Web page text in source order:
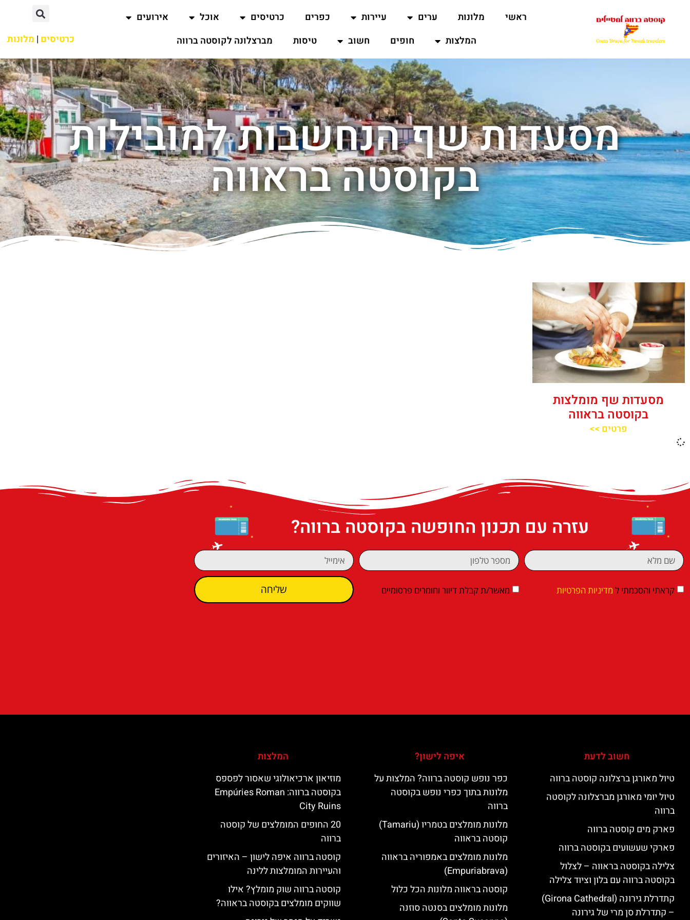
ראשי מלונות ערים עיירות כפרים כרטיסים אוכל
אירועים
המלצות
חופים חשוב טיסות מברצלונה לקוסטה ברווה כרטיסים | מלונות
מסעדות שף הנחשבות למובילות
בקוסטה בראווה
מסעדות שף מומלצות
בקוסטה בראווה
פרטים >>
עזרה עם תכנון החופשה בקוסטה ברווה?
קראתי והסכמתי ל מדיניות הפרטיות מאשר/ת קבלת דיוור וחומרים פרסומיים שליחה
חשוב לדעת
טיול מאורגן ברצלונה קוסטה ברווה
טיול יומי מאורגן מברצלונה לקוסטה
ברווה
פארק מים קוסטה ברווה
פארקי שעשועים בקוסטה ברווה
צלילה בקוסטה בראווה – לצלול
בקוסטה ברווה עם בלון וציוד צלילה
קתדרלת גירונה (Girona Cathedral)
– קתדרלת סן מרי של גירונה
איפה לישון?
כפר נופש קוסטה ברווה? המלצות על
מלונות בתוך כפרי נופש בקוסטה
ברווה
מלונות מומלצים בטמריו (Tamariu)
קוסטה בראווה
מלונות מומלצים באמפוריה בראווה
(Empuriabrava)
קוסטה בראווה מלונות הכל כלול
מלונות מומלצים בסנטה סוזנה
המלצות
מוזיאון ארכיאולוגי שאסור לפספס
בקוסטה ברווה: Empúries Roman
City Ruins
20 החופים המומלצים של קוסטה
ברווה
קוסטה ברווה איפה לישון – האיזורים
והעיירות המומלצות ללינה
קוסטה ברווה שוק מומלץ? אילו
שווקים מומלצים בקוסטה בראווה?